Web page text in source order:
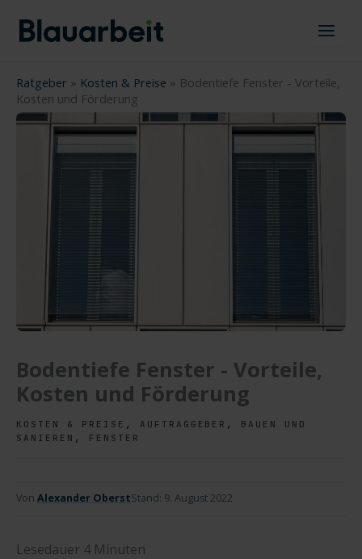
Inhalt
springen
Ratgeber » Kosten & Preise » Bodentiefe Fenster - Vorteile,
Kosten und Förderung
Bodentiefe Fenster - Vorteile,
Kosten und Förderung
KOSTEN & PREISE , AUFTRAGGEBER ,
BAUEN UND
SANIEREN , FENSTER
Von Alexander OberstStand: 9. August 2022
Lesedauer 4 Minuten